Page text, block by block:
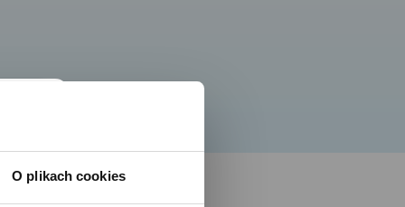
O plikach cookies